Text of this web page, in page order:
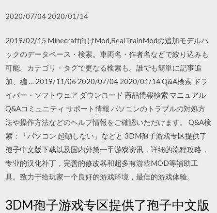
2020/07/04 2020/01/14
2019/02/15 Minecraft向けMod,RealTrainModの追加モデルパ
ックのデータベース・検索。車両名・作者名などで絞り込みも
可能。カテゴリ・タグで更なる検索も。誰でも簡単に記事追
加、編 … 2019/11/06 2020/07/04 2020/01/14 Q&A検索 ドラ
イバー・ソフトウェア ダウンロード 商品情報検索 マニュアル
Q&Aコミュニティ サポート情報 パソコンのトラブルの対処方
法や操作方法などのヘルプ情報をご確認いただけます。 Q&A検
索：「パソコン 起動しない」などと 3DM孢子游戏专区提供了
孢子中文版下载以及国内外第一手游戏资讯，详细的流程攻略，
专业的汉化补丁，完善的修改器和超多有游戏MOD等辅助工
具。致力于给玩家一个良好的游戏环境，最佳的游戏体验。
3DM孢子游戏专区提供了孢子中文版